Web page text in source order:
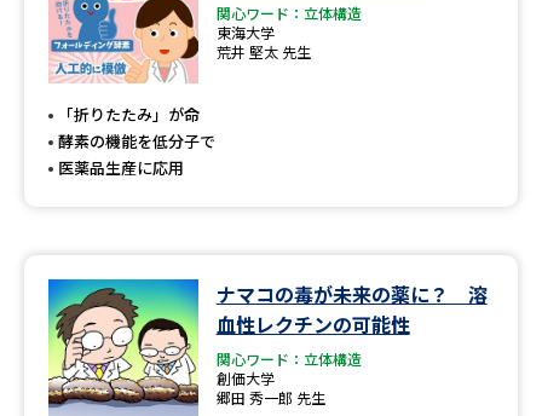
専門学校の資料請求 大学院の資料請求
留学・進学関連、塾・予備校
高等学校（情報）教員資格認定
関心ワード：立体構造
東海大学
荒井 堅太 先生
「折りたたみ」が命
酵素の機能を低分子で
医薬品生産に応用
ナマコの毒が未来の薬に？ 溶
血性レクチンの可能性
関心ワード：立体構造
創価大学
郷田 秀一郎 先生